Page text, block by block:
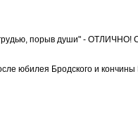
порыв души" -
юбилея Бродского и